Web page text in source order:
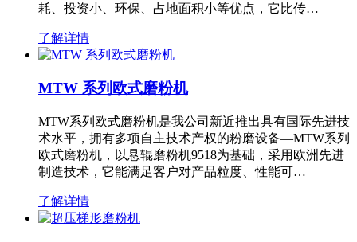
耗、投资小、环保、占地面积小等优点，它比传…
了解详情
MTW 系列欧式磨粉机
MTW系列欧式磨粉机是我公司新近推出具有国际先进技
术水平，拥有多项自主技术产权的粉磨设备—MTW系列
欧式磨粉机，以悬辊磨粉机9518为基础，采用欧洲先进
制造技术，它能满足客户对产品粒度、性能可…
了解详情